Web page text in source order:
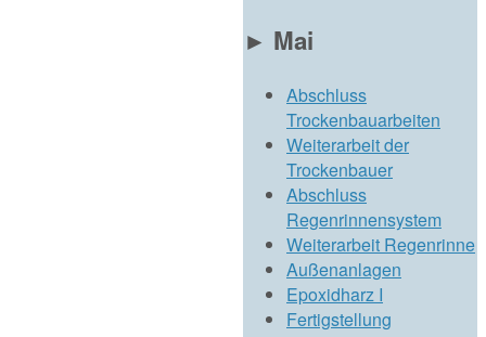
► Mai
Abschluss
Trockenbauarbeiten
Weiterarbeit der
Trockenbauer
Abschluss
Regenrinnensystem
Weiterarbeit Regenrinne
Außenanlagen
Epoxidharz I
Fertigstellung